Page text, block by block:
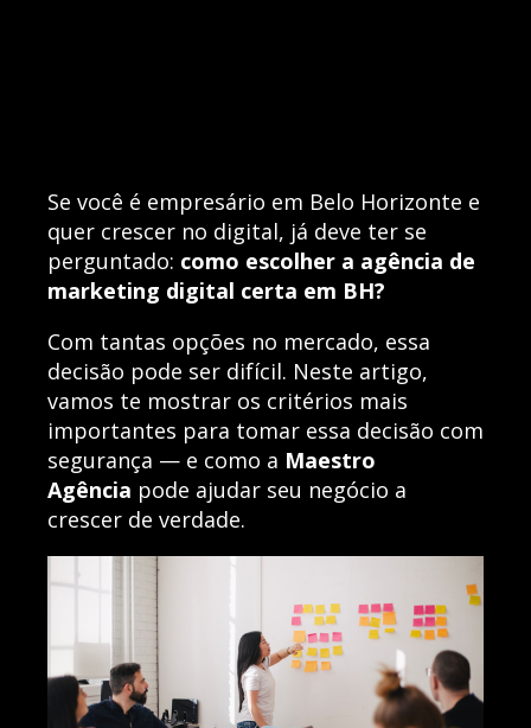
Se você é empresário em Belo Horizonte e
quer crescer no digital, já deve ter se
perguntado: como escolher a agência de
marketing digital certa em BH?
Com tantas opções no mercado, essa
decisão pode ser difícil. Neste artigo,
vamos te mostrar os critérios mais
importantes para tomar essa decisão com
segurança — e como a Maestro
Agência pode ajudar seu negócio a
crescer de verdade.